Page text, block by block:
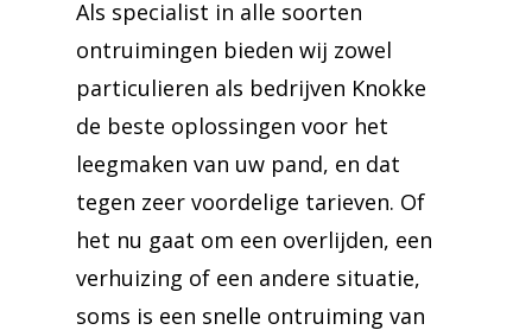
Als specialist in alle soorten
ontruimingen bieden wij zowel
particulieren als bedrijven Knokke
de beste oplossingen voor het
leegmaken van uw pand, en dat
tegen zeer voordelige tarieven. Of
het nu gaat om een overlijden, een
verhuizing of een andere situatie,
soms is een snelle ontruiming van